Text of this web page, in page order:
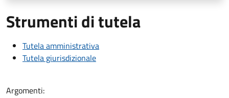
Strumenti di tutela
Tutela amministrativa
Tutela giurisdizionale
Argomenti: